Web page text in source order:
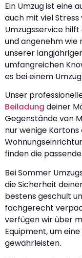
Ein Umzug ist eine
auch mit viel
Umzugsservice
und angenehm wie
unserer
umfangreichen
es bei einem
Unser
Beiladung deiner
Gegenstände von
nur wenige
finden die
Bei Sommer
die Sicherheit
bestens geschult
fachgerecht
verfügen wir über
Equipment, um
gewährleisten.